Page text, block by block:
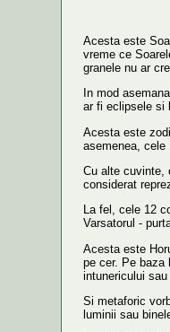
Acesta este
vreme ce
granele nu ar
In mod
ar fi eclipsele si
Acesta este
asemenea, cele
Cu alte cuvinte,
considerat
La fel, cele 12
Varsatorul -
Acesta este
pe cer. Pe baza
intunericului sau
Si metaforic
luminii sau